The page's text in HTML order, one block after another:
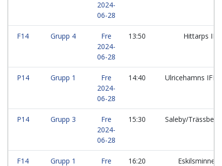
2024-
06-28
F14 Grupp 4
Fre
2024-
06-28
13:50 Hittarps
P14 Grupp 1
Fre
2024-
06-28
14:40 Ulricehamns
P14 Grupp 3
Fre
2024-
06-28
15:30 Saleby/
F14 Grupp 1
Fre
16:20 Eskilsminne